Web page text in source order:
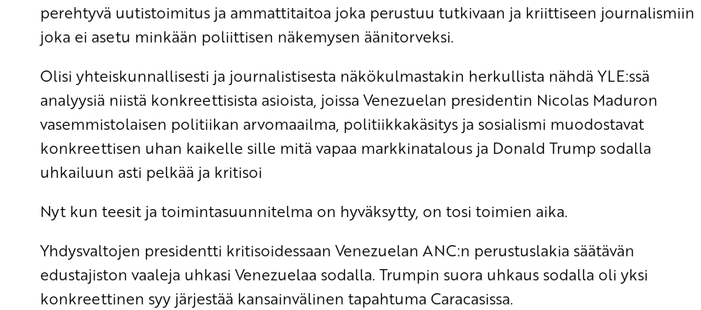
perehtyvä uutistoimitus ja ammattitaitoa joka perustuu tutkivaan ja kriittiseen journalismiin
joka ei asetu minkään poliittisen näkemysen äänitorveksi.
Olisi yhteiskunnallisesti ja journalistisesta näkökulmastakin herkullista nähdä YLE:ssä
analyysiä niistä konkreettisista asioista, joissa Venezuelan presidentin Nicolas Maduron
vasemmistolaisen politiikan arvomaailma, politiikkakäsitys ja sosialismi muodostavat
konkreettisen uhan kaikelle sille mitä vapaa markkinatalous ja Donald Trump sodalla
uhkailuun asti pelkää ja kritisoi
Nyt kun teesit ja toimintasuunnitelma on hyväksytty, on tosi toimien aika.
Yhdysvaltojen presidentti kritisoidessaan Venezuelan ANC:n perustuslakia säätävän
edustajiston vaaleja uhkasi Venezuelaa sodalla. Trumpin suora uhkaus sodalla oli yksi
konkreettinen syy järjestää kansainvälinen tapahtuma Caracasissa.